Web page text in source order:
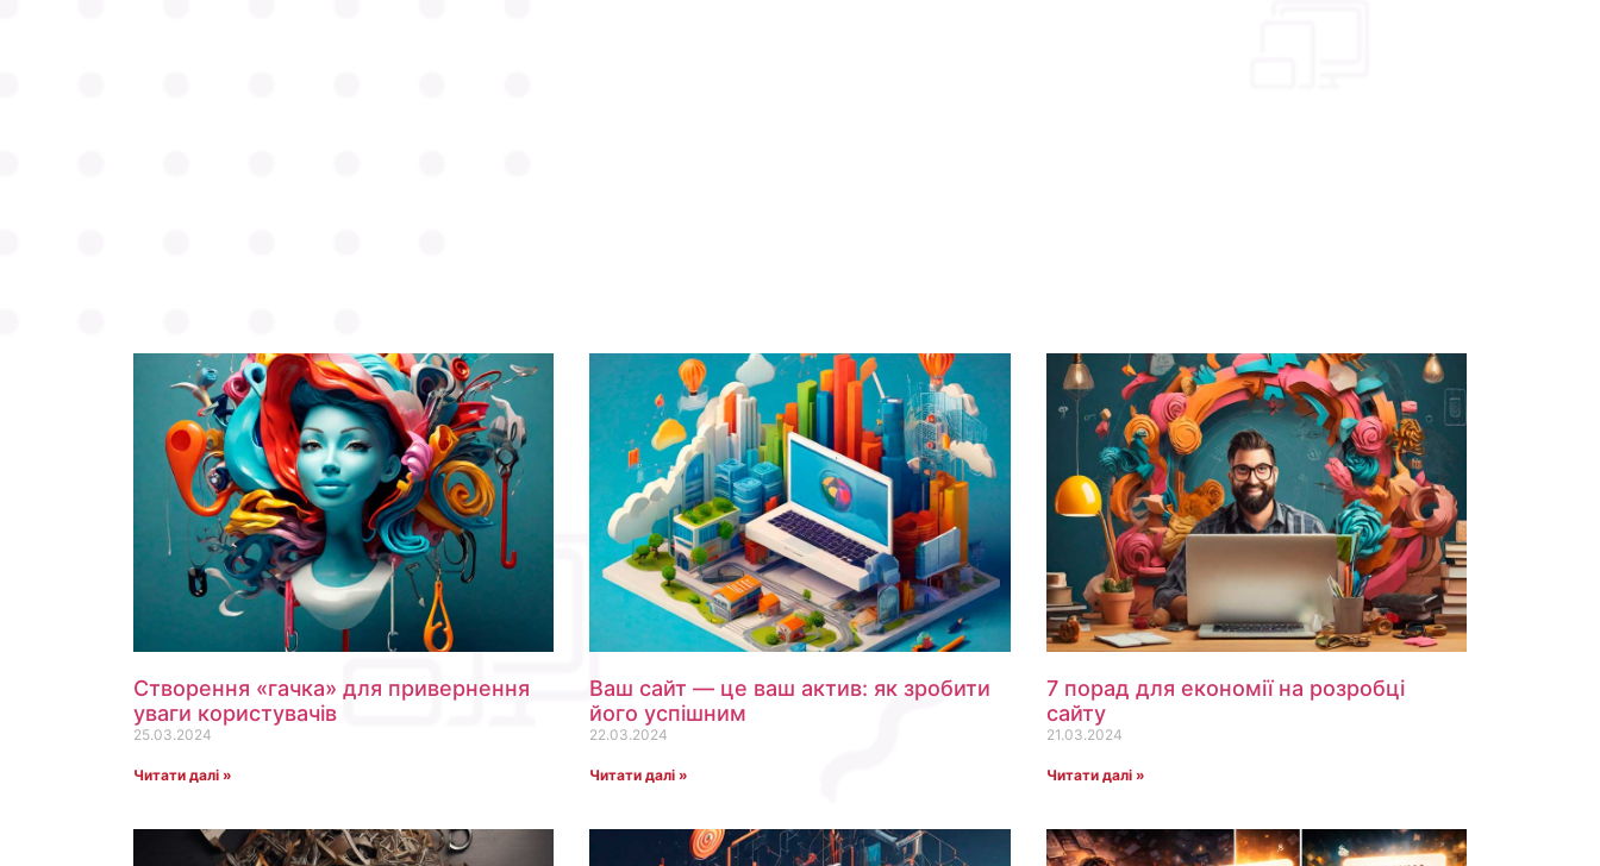
Створення «гачка» для привернення
уваги користувачів
25.03.2024
Читати далі »
Ваш сайт — це ваш актив: як зробити
його успішним
22.03.2024
Читати далі »
7 порад для економії на розробці
сайту
21.03.2024
Читати далі »